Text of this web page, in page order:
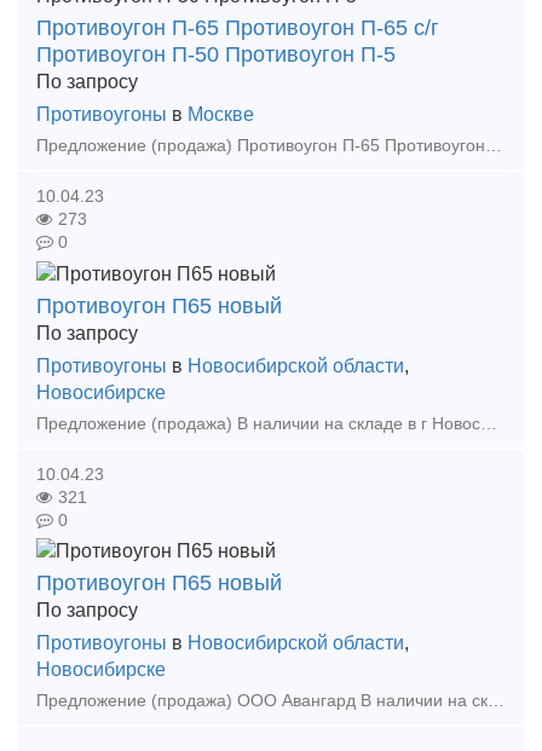
Противоугон П-65 Противоугон П-65 с/г
Противоугон П-50 Противоугон П-5
По запросу
Противоугоны в Москве
10.04.23
273
0
Противоугон П65 новый
По запросу
Противоугоны в Новосибирской области,
Новосибирске
10.04.23
321
0
Противоугон П65 новый
По запросу
Противоугоны в Новосибирской области,
Новосибирске
Предложение (продажа) ООО Авангард В наличии на складе в г.Новосибирске. Также в наличии: рельсы, шпалы, подкладка, накладка, прокладка, крепеж, стрелочные п